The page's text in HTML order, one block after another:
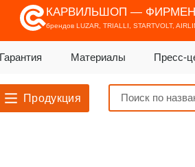
КАРВИЛЬШОП —
брендов LUZAR, TRIALLI, STARTVOLT,
Гарантия Материалы Пресс-
Продукция